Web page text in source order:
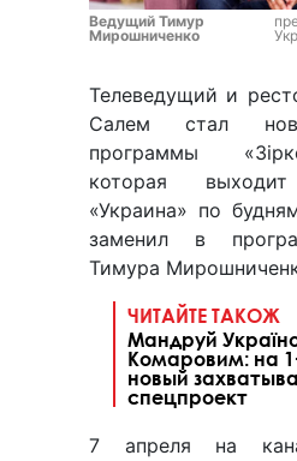
Ведущий Тимур
Мирошниченко
Телеведущий и
Салем стал
программы
которая
«Украина» по
заменил в
Тимура
ЧИТАЙТЕ ТАКОЖ
Мандруй
Комаровим: на
новый
спецпроект
7 апреля на